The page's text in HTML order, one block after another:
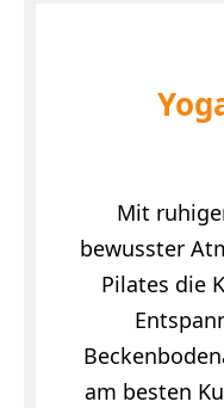
Mit
bewusster
Pilates die
am besten